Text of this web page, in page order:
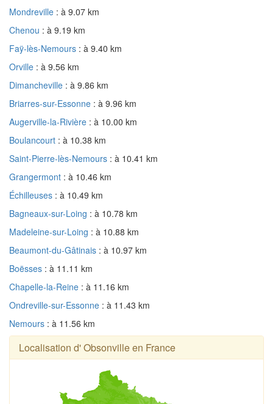
Mondreville : à 9.07 km
Chenou : à 9.19 km
Faÿ-lès-Nemours : à 9.40 km
Orville : à 9.56 km
Dimancheville : à 9.86 km
Briarres-sur-Essonne : à 9.96 km
Augerville-la-Rivière : à 10.00 km
Boulancourt : à 10.38 km
Saint-Pierre-lès-Nemours : à 10.41 km
Grangermont : à 10.46 km
Échilleuses : à 10.49 km
Bagneaux-sur-Loing : à 10.78 km
Madeleine-sur-Loing : à 10.88 km
Beaumont-du-Gâtinais : à 10.97 km
Boësses : à 11.11 km
Chapelle-la-Reine : à 11.16 km
Ondreville-sur-Essonne : à 11.43 km
Nemours : à 11.56 km
Localisation d' Obsonville en France